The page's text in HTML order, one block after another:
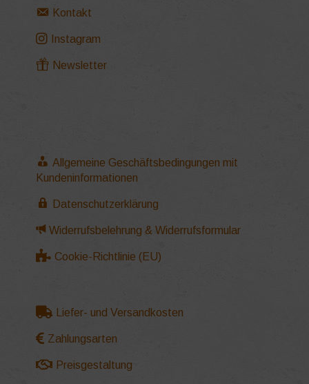
Kontakt
Instagram
Newsletter
Allgemeine Geschäftsbedingungen mit
Kundeninformationen
Datenschutzerklärung
Widerrufsbelehrung & Widerrufsformular
Cookie-Richtlinie (EU)
Liefer- und Versandkosten
Zahlungsarten
Preisgestaltung